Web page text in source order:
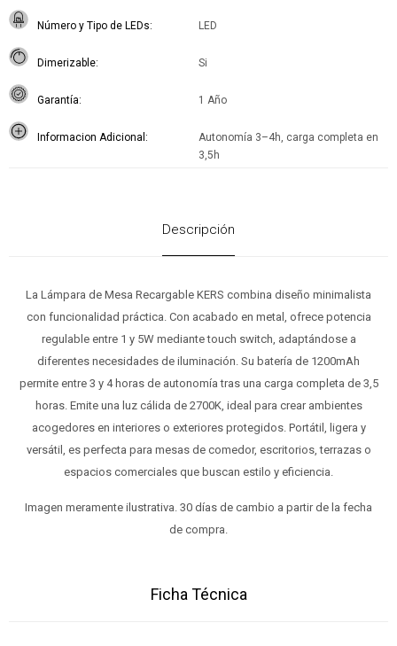
Número y Tipo de LEDs LED
Dimerizable Si
Garantía 1 Año
Informacion Adicional
Autonomía 3–4h, carga completa en
3,5h
Descripción
La Lámpara de Mesa Recargable KERS combina diseño minimalista
con funcionalidad práctica. Con acabado en metal, ofrece potencia
regulable entre 1 y 5W mediante touch switch, adaptándose a
diferentes necesidades de iluminación. Su batería de 1200mAh
permite entre 3 y 4 horas de autonomía tras una carga completa de 3,5
horas. Emite una luz cálida de 2700K, ideal para crear ambientes
acogedores en interiores o exteriores protegidos. Portátil, ligera y
versátil, es perfecta para mesas de comedor, escritorios, terrazas o
espacios comerciales que buscan estilo y eficiencia.
Imagen meramente ilustrativa. 30 días de cambio a partir de la fecha
de compra.
Ficha Técnica